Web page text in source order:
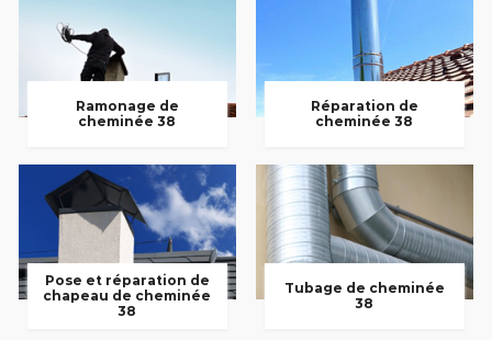
Ramonage de
cheminée 38
Réparation de
cheminée 38
Pose et réparation de
chapeau de cheminée
38
Tubage de cheminée
38